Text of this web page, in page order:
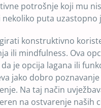
potrošnje koji mu
puta
konstruktivno
ili mindfulness. Ova
je opcija lagana ili
jako dobro
Na taj način
na ostvarenje naših